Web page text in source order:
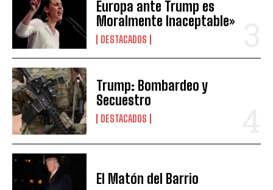
Europa ante Trump es
Moralmente Inaceptable»
DESTACADOS
Trump: Bombardeo y
Secuestro
DESTACADOS
El Matón del Barrio